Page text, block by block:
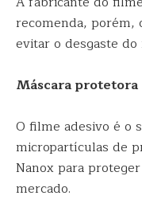
recomenda, porém,
evitar o desgaste
Máscara protetora
O filme adesivo é o
micropartículas de
Nanox para
mercado.